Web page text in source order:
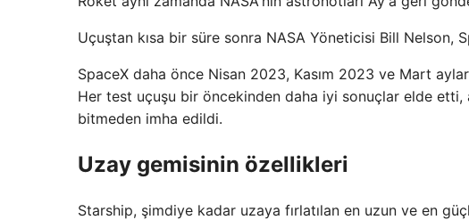
Uçuştan kısa bir süre sonra NASA Yöneticisi Bill Nelson,
SpaceX daha önce Nisan 2023, Kasım 2023 ve Mart
Her test uçuşu bir öncekinden daha iyi sonuçlar elde
bitmeden imha edildi.
Uzay gemisinin özellikleri
Starship, şimdiye kadar uzaya fırlatılan en uzun ve en